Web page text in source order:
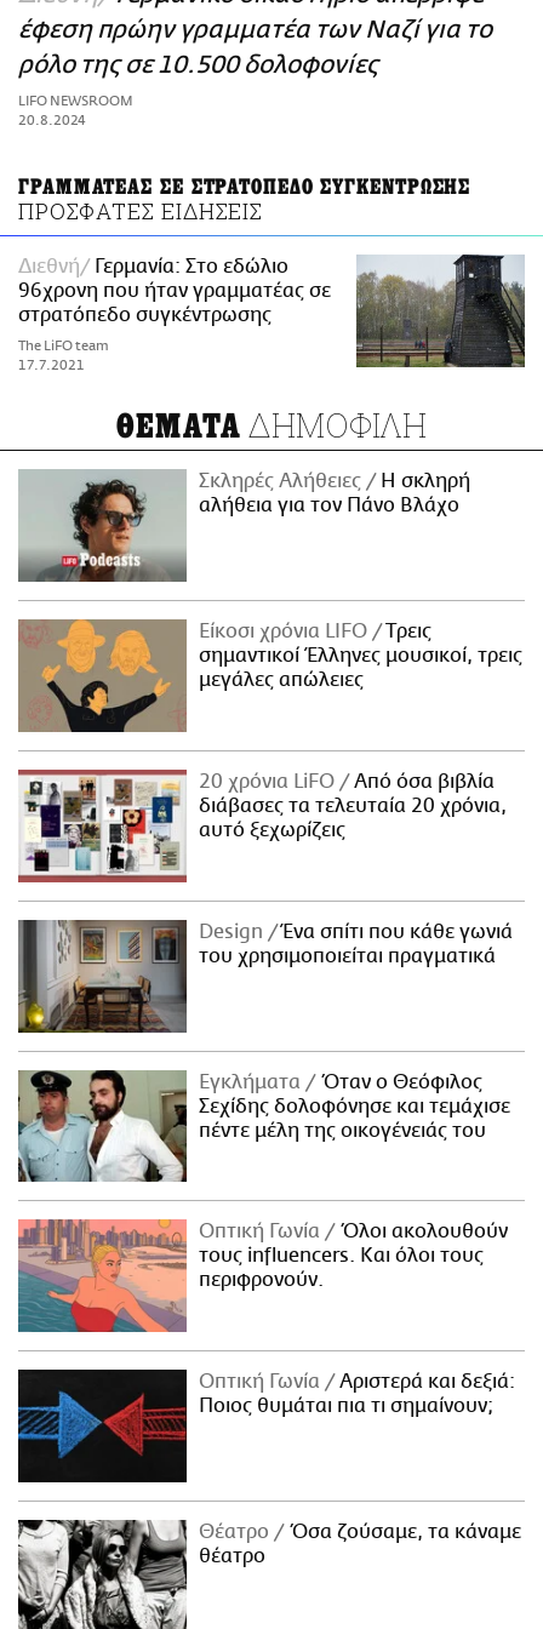
ΑΜΠΑ
PRINT
έφεση πρώην γραμματέα των Ναζί για το
ρόλο της σε 10.500 δολοφονίες
LIFO NEWSROOM
20.8.2024
ΓΡΑΜΜΑΤΕΑΣ ΣΕ ΣΤΡΑΤΟΠΕΔΟ ΣΥΓΚΕΝΤΡΩΣΗΣ
ΠΡΟΣΦΑΤΕΣ ΕΙΔΗΣΕΙΣ
Διεθνή
Γερμανία: Στο εδώλιο
96χρονη που ήταν γραμματέας σε
στρατόπεδο συγκέντρωσης
The LiFO team
17.7.2021
ΘΕΜΑΤΑ ΔΗΜΟΦΙΛΗ
Σκληρές Αλήθειες
H σκληρή
αλήθεια για τον Πάνο Βλάχο
Είκοσι χρόνια LIFO
Tρεις
σημαντικοί Έλληνες μουσικοί, τρεις
μεγάλες απώλειες
20 χρόνια LiFO
Από όσα βιβλία
διάβασες τα τελευταία 20 χρόνια,
αυτό ξεχωρίζεις
Design
Ένα σπίτι που κάθε γωνιά
του χρησιμοποιείται πραγματικά
Εγκλήματα
Όταν ο Θεόφιλος
Σεχίδης δολοφόνησε και τεμάχισε
πέντε μέλη της οικογένειάς του
Οπτική Γωνία
Όλοι ακολουθούν
τους influencers. Και όλοι τους
περιφρονούν.
Οπτική Γωνία
Αριστερά και δεξιά:
Ποιος θυμάται πια τι σημαίνουν;
Θέατρο
Όσα ζούσαμε, τα κάναμε
θέατρο